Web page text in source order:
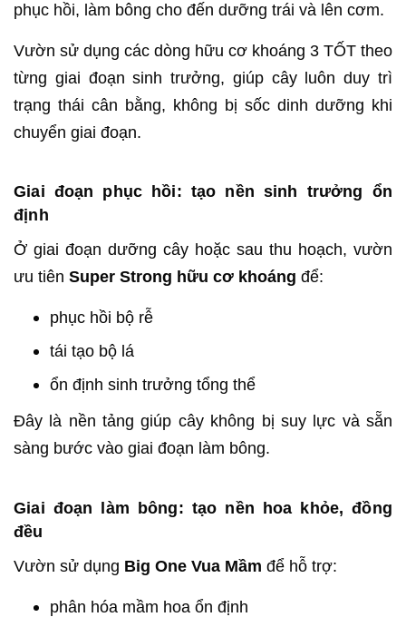
phục hồi, làm bông cho đến dưỡng trái và lên cơm.
Vườn sử dụng các dòng hữu cơ khoáng 3 TỐT theo
từng giai đoạn sinh trưởng, giúp cây luôn duy trì
trạng thái cân bằng, không bị sốc dinh dưỡng khi
chuyển giai đoạn.
Giai đoạn phục hồi: tạo nền sinh trưởng ổn
định
Ở giai đoạn dưỡng cây hoặc sau thu hoạch, vườn
ưu tiên Super Strong hữu cơ khoáng để:
phục hồi bộ rễ
tái tạo bộ lá
ổn định sinh trưởng tổng thể
Đây là nền tảng giúp cây không bị suy lực và sẵn
sàng bước vào giai đoạn làm bông.
Giai đoạn làm bông: tạo nền hoa khỏe, đồng
đều
Vườn sử dụng Big One Vua Mầm để hỗ trợ:
phân hóa mầm hoa ổn định